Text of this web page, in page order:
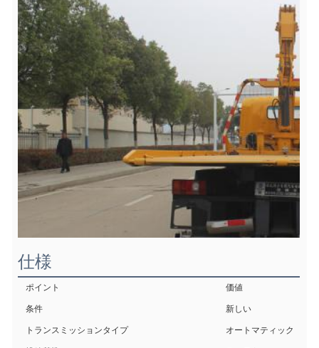
仕様
ポイント 価値
条件 新しい
トランスミッションタイプ オートマティック